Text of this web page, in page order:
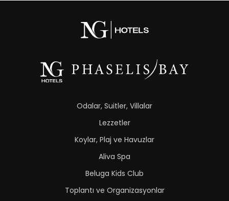
Odalar, Suitler, Villalar
Lezzetler
Koylar, Plaj ve Havuzlar
Aliva Spa
Beluga Kids Club
Toplantı ve Organizasyonlar